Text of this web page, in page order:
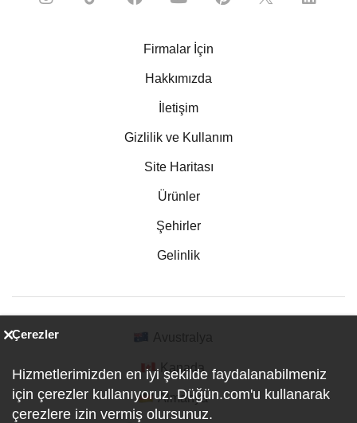
Firmalar İçin
Hakkımızda
İletişim
Gizlilik ve Kullanım
Site Haritası
Ürünler
Şehirler
Gelinlik
Kanada
Almanya
Çerezler
Hizmetlerimizden en iyi şekilde faydalanabilmeniz
için çerezler kullanıyoruz. Düğün.com'u kullanarak
çerezlere izin vermiş olursunuz.